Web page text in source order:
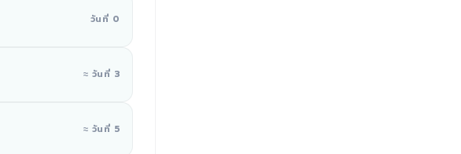
วันที่ 0
≈ วันที่ 3
≈ วันที่ 5